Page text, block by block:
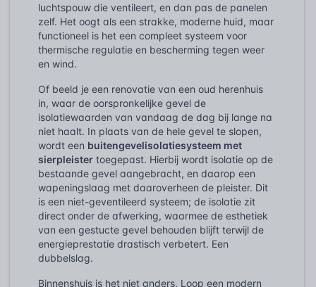
luchtspouw die ventileert, en dan pas de panelen
zelf. Het oogt als een strakke, moderne huid, maar
functioneel is het een compleet systeem voor
thermische regulatie en bescherming tegen weer
en wind.
Of beeld je een renovatie van een oud herenhuis
in, waar de oorspronkelijke gevel de
isolatiewaarden van vandaag de dag bij lange na
niet haalt. In plaats van de hele gevel te slopen,
wordt een buitengevelisolatiesysteem met
sierpleister toegepast. Hierbij wordt isolatie op de
bestaande gevel aangebracht, en daarop een
wapeningslaag met daaroverheen de pleister. Dit
is een niet-geventileerd systeem; de isolatie zit
direct onder de afwerking, waarmee de esthetiek
van een gestucte gevel behouden blijft terwijl de
energieprestatie drastisch verbetert. Een
dubbelslag.
Binnenshuis is het niet anders. Loop een modern